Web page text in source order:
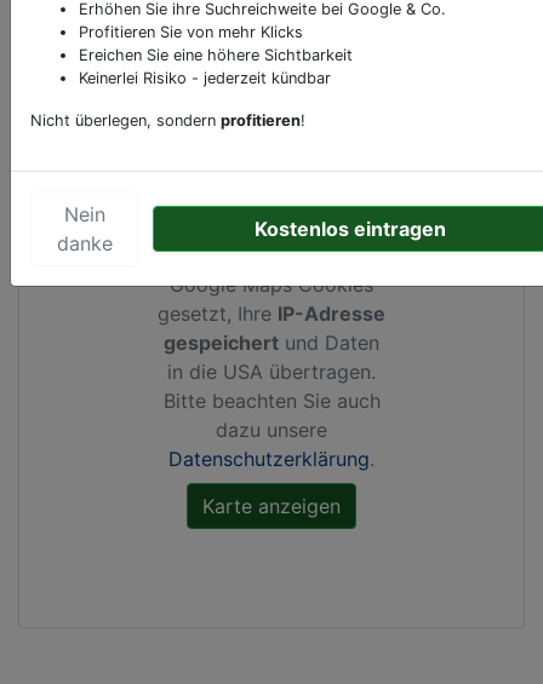
KartenansichtReisenbauerring 2a
Neudorf
Durch Aktivierung dieser
Karte werden von
Google Maps Cookies
gesetzt, Ihre IP-Adresse
gespeichert und Daten
in die USA übertragen.
Bitte beachten Sie auch
dazu unsere
Datenschutzerklärung.
Erhöhen Sie ihre Suchreichweite bei Google & Co.
Profitieren Sie von mehr Klicks
Ereichen Sie eine höhere Sichtbarkeit
Keinerlei Risiko - jederzeit kündbar
Nicht überlegen, sondern profitieren!
Nein
danke
Kostenlos eintragen